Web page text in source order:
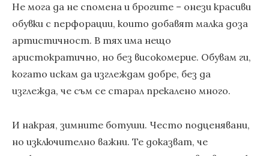
Не мога да не спомена и брогите – онези красиви
обувки с перфорации, които добавят малка доза
артистичност. В тях има нещо
аристократично, но без високомерие. Обувам ги,
когато искам да изглеждам добре, без да
изглежда, че съм се старал прекалено много.
И накрая, зимните ботуши. Често подценявани,
но изключително важни. Те доказват, че